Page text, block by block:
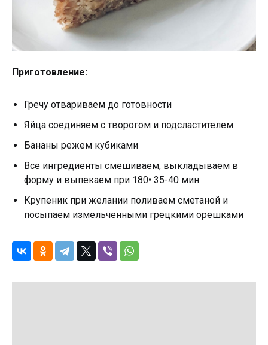
Приготовление:
Гречу отвариваем до готовности
Яйца соединяем с творогом и подсластителем.
Бананы режем кубиками
Все ингредиенты смешиваем, выкладываем в
форму и выпекаем при 180• 35-40 мин
Крупеник при желании поливаем сметаной и
посыпаем измельченными грецкими орешками